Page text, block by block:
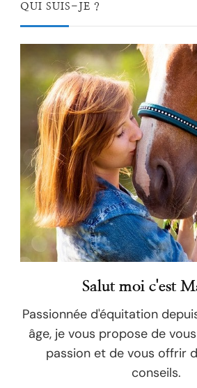
QUI SUIS-JE ?
Salut moi c'est
Passionnée d'équitation
âge, je vous propose de
passion et de vous offrir
conseils.